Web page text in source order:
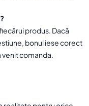
produs. Dacă
bonul iese corect
venit comanda.